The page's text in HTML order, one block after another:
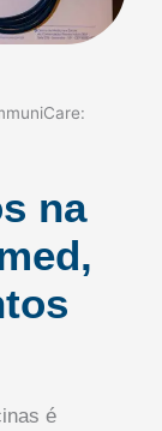
na
é